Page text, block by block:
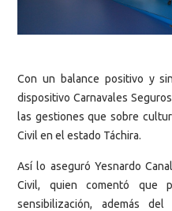
Con un balance positivo y
dispositivo Carnavales
las gestiones que sobre
Civil en el estado Táchira.
Así lo aseguró Yesnardo
Civil, quien comentó que
sensibilización, además